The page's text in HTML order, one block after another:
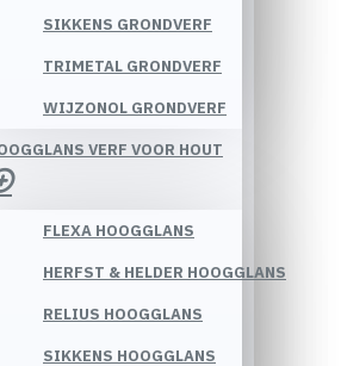
SIKKENS GRONDVERF
TRIMETAL GRONDVERF
WIJZONOL GRONDVERF
VERF VOOR HOUT
FLEXA HOOGGLANS
HERFST & HELDER HOOGGLANS
RELIUS HOOGGLANS
SIKKENS HOOGGLANS